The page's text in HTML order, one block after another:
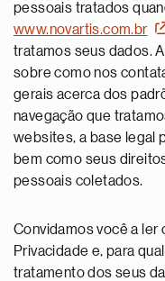
pessoais tratados
www.novartis.com.br
tratamos seus dados.
sobre como nos
gerais acerca dos
navegação que
websites, a base legal
bem como seus
pessoais coletados.
Convidamos você a ler
Privacidade e, para
tratamento dos seus